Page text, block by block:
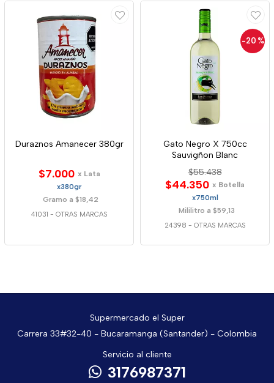
Duraznos Amanecer 380gr
$7.000 x Lata
x380gr
Gramo a $18,42
41031 - OTRAS MARCAS
-20 %
Gato Negro X 750cc
Sauvigñon Blanc
$55.438
$44.350 x Botella
x750ml
Mililitro a $59,13
24398 - OTRAS MARCAS
Supermercado el Super
Carrera 33#32-40 - Bucaramanga (Santander) - Colombia
Servicio al cliente
3176987371